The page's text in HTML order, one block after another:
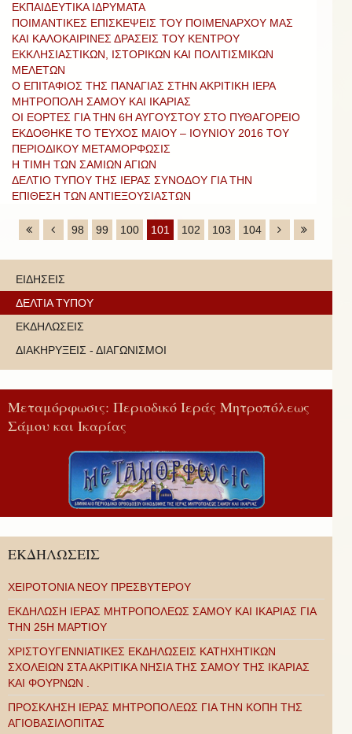
ΕΚΠΑΙΔΕΥΤΙΚΑ ΙΔΡΥΜΑΤΑ
ΠΟΙΜΑΝΤΙΚΕΣ ΕΠΙΣΚΕΨΕΙΣ ΤΟΥ ΠΟΙΜΕΝΑΡΧΟΥ ΜΑΣ
ΚΑΙ ΚΑΛΟΚΑΙΡΙΝΕΣ ΔΡΑΣΕΙΣ ΤΟΥ ΚΕΝΤΡΟΥ
ΕΚΚΛΗΣΙΑΣΤΙΚΩΝ, ΙΣΤΟΡΙΚΩΝ ΚΑΙ ΠΟΛΙΤΙΣΜΙΚΩΝ
ΜΕΛΕΤΩΝ
Ο ΕΠΙΤΑΦΙΟΣ ΤΗΣ ΠΑΝΑΓΙΑΣ ΣΤΗΝ ΑΚΡΙΤΙΚΗ ΙΕΡΑ
ΜΗΤΡΟΠΟΛΗ ΣΑΜΟΥ ΚΑΙ ΙΚΑΡΙΑΣ
ΟΙ ΕΟΡΤΕΣ ΓΙΑ ΤΗΝ 6Η ΑΥΓΟΥΣΤΟΥ ΣΤΟ ΠΥΘΑΓΟΡΕΙΟ
ΕΚΔΟΘΗΚΕ ΤΟ ΤΕΥΧΟΣ ΜΑΙΟΥ – ΙΟΥΝΙΟΥ 2016 ΤΟΥ
ΠΕΡΙΟΔΙΚΟΥ ΜΕΤΑΜΟΡΦΩΣΙΣ
Η ΤΙΜΗ ΤΩΝ ΣΑΜΙΩΝ ΑΓΙΩΝ
ΔΕΛΤΙΟ ΤΥΠΟΥ ΤΗΣ ΙΕΡΑΣ ΣΥΝΟΔΟΥ ΓΙΑ ΤΗΝ
ΕΠΙΘΕΣΗ ΤΩΝ ΑΝΤΙΕΞΟΥΣΙΑΣΤΩΝ
98 99 100 101 102 103 104
ΕΙΔΗΣΕΙΣ
ΔΕΛΤΙΑ ΤΥΠΟΥ
ΕΚΔΗΛΩΣΕΙΣ
ΔΙΑΚΗΡΥΞΕΙΣ - ΔΙΑΓΩΝΙΣΜΟΙ
Μεταμόρφωσις: Περιοδικό Ιεράς Μητροπόλεως
Σάμου και Ικαρίας
ΕΚΔΗΛΩΣΕΙΣ
ΧΕΙΡΟΤΟΝΙΑ ΝΕΟΥ ΠΡΕΣΒΥΤΕΡΟΥ
ΕΚΔΗΛΩΣΗ ΙΕΡΑΣ ΜΗΤΡΟΠΟΛΕΩΣ ΣΑΜΟΥ ΚΑΙ ΙΚΑΡΙΑΣ ΓΙΑ
ΤΗΝ 25Η ΜΑΡΤΙΟΥ
ΧΡΙΣΤΟΥΓΕΝΝΙΑΤΙΚΕΣ ΕΚΔΗΛΩΣΕΙΣ ΚΑΤΗΧΗΤΙΚΩΝ
ΣΧΟΛΕΙΩΝ ΣΤΑ ΑΚΡΙΤΙΚΑ ΝΗΣΙΑ ΤΗΣ ΣΑΜΟΥ ΤΗΣ ΙΚΑΡΙΑΣ
ΚΑΙ ΦΟΥΡΝΩΝ .
ΠΡΟΣΚΛΗΣΗ ΙΕΡΑΣ ΜΗΤΡΟΠΟΛΕΩΣ ΓΙΑ ΤΗΝ ΚΟΠΗ ΤΗΣ
ΑΓΙΟΒΑΣΙΛΟΠΙΤΑΣ